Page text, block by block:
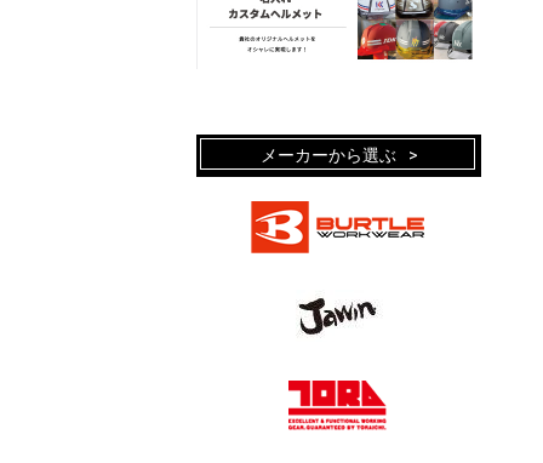
メーカーから選ぶ